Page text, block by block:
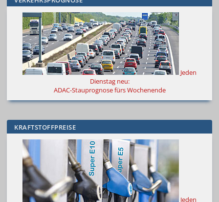
Jeden
Dienstag neu:
ADAC-Stauprognose fürs Wochenende
KRAFTSTOFFPREISE
Jeden